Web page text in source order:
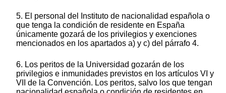
5. El personal del Instituto de nacionalidad española o
que tenga la condición de residente en España
únicamente gozará de los privilegios y exenciones
mencionados en los apartados a) y c) del párrafo 4.
6. Los peritos de la Universidad gozarán de los
privilegios e inmunidades previstos en los artículos VI y
VII de la Convención. Los peritos, salvo los que tengan